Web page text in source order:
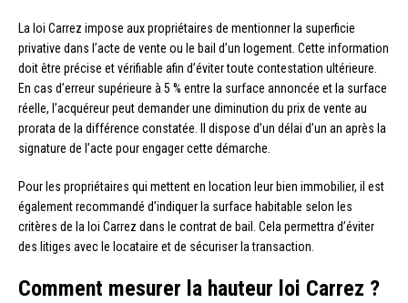
La loi Carrez impose aux propriétaires de mentionner la superficie
privative dans l’acte de vente ou le bail d’un logement. Cette information
doit être précise et vérifiable afin d’éviter toute contestation ultérieure.
En cas d’erreur supérieure à 5 % entre la surface annoncée et la surface
réelle, l’acquéreur peut demander une diminution du prix de vente au
prorata de la différence constatée. Il dispose d’un délai d’un an après la
signature de l’acte pour engager cette démarche.
Pour les propriétaires qui mettent en location leur bien immobilier, il est
également recommandé d’indiquer la surface habitable selon les
critères de la loi Carrez dans le contrat de bail. Cela permettra d’éviter
des litiges avec le locataire et de sécuriser la transaction.
Comment mesurer la hauteur loi Carrez ?